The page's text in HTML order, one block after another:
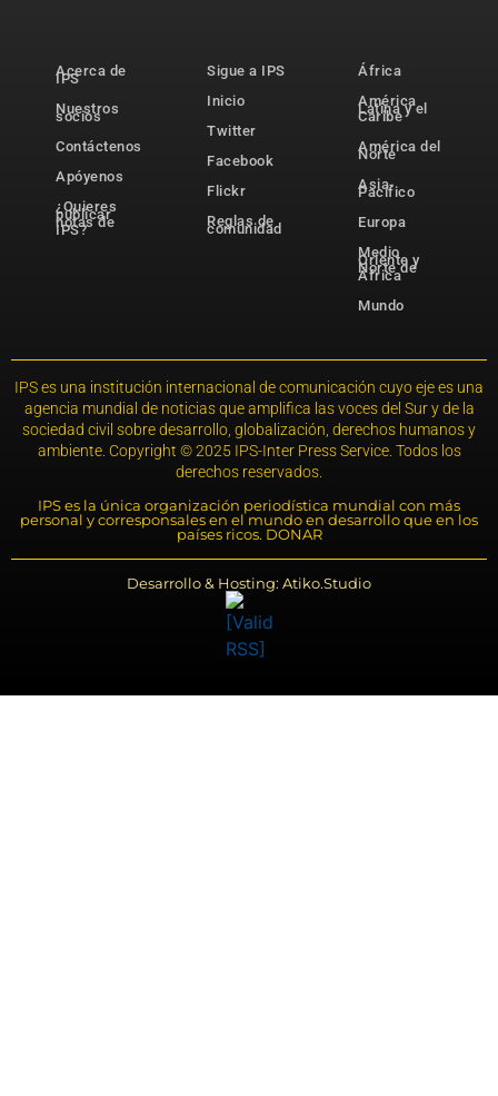
Acerca de
IPS
Nuestros
socios
Contáctenos
Apóyenos
¿Quieres
publicar
notas de
IPS?
Sigue a IPS
Inicio
Twitter
Facebook
Flickr
Reglas de
comunidad
África
América
Latina y el
Caribe
América del
Norte
Asia-
Pacífico
Europa
Medio
Oriente y
Norte de
África
Mundo
IPS es una institución internacional de comunicación cuyo eje es una
agencia mundial de noticias que amplifica las voces del Sur y de la
sociedad civil sobre desarrollo, globalización, derechos humanos y
ambiente. Copyright © 2025 IPS-Inter Press Service. Todos los
derechos reservados.
IPS es la única organización periodística mundial con más
personal y corresponsales en el mundo en desarrollo que en los
países ricos. DONAR
Desarrollo & Hosting: Atiko.Studio